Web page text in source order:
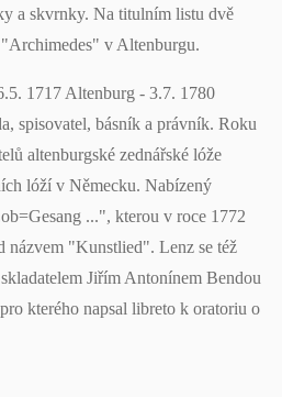
a skvrnky. Na titulním listu dvě
"Archimedes" v Altenburgu.
1717 Altenburg - 3.7. 1780
spisovatel, básník a právník. Roku
altenburgské zednářské lóže
lóží v Německu. Nabízený
...", kterou v roce 1772
názvem "Kunstlied". Lenz se též
Jiřím Antonínem Bendou
kterého napsal libreto k oratoriu o